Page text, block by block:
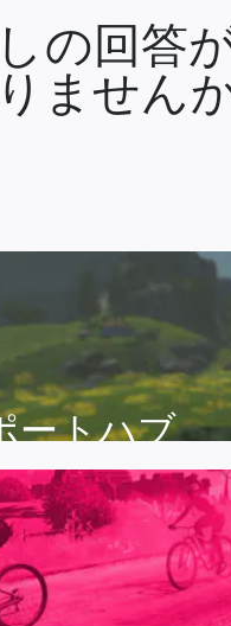
の回答
りません
ートハブ